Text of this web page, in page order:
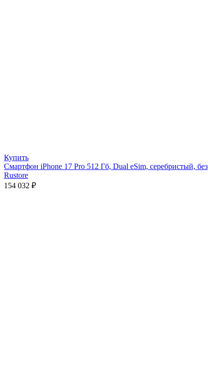
Купить
Смартфон iPhone 17 Pro 512 Гб, Dual eSim, серебристый, без
Rustore
154 032 ₽